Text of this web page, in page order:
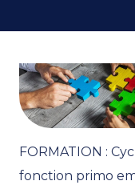
FORMATION :
fonction primo